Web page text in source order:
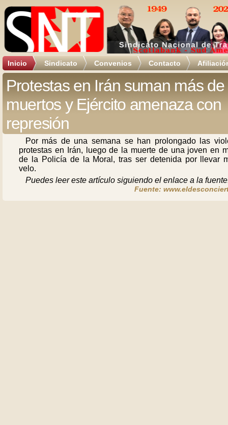
Inicio Sindicato Convenios Contacto
Protestas en Irán suman más de
muertos y Ejército amenaza con
represión
Por más de una semana se han prolongado las
protestas en Irán, luego de la muerte de una joven en
de la Policía de la Moral, tras ser detenida por llevar
velo.
Puedes leer este artículo siguiendo el enlace a la
Fuente: